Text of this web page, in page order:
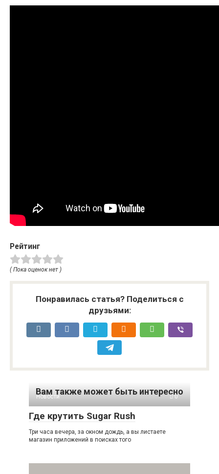
Рейтинг
( Пока оценок нет )
Понравилась статья? Поделиться с
друзьями:
Вам также может быть интересно
Новости 0
Где крутить Sugar Rush
Три часа вечера, за окном дождь, а вы листаете
магазин приложений в поисках того